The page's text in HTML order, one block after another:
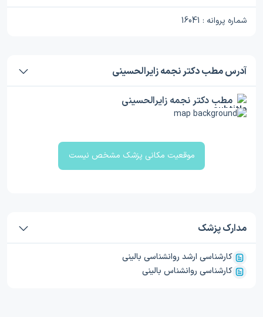
شماره پروانه : 16041
آدرس مطب دکتر نجمه زایرالحسینی
مطب دکتر نجمه زایرالحسینی
موقعیت مکانی پزشک مشخص نیست
مدارک پزشک
کارشناسی ارشد روانشناسی بالینی
کارشناسی روانشناس بالینی